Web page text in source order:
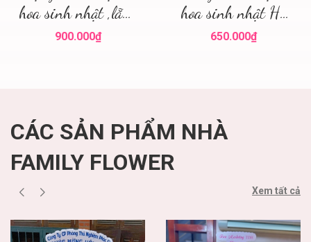
hoa sinh nhật ,lẵng
hoa đẹp
900.000₫
hoa sinh nhật Hà
Nội
650.000₫
CÁC SẢN PHẨM NHÀ
FAMILY FLOWER
Xem tất cả